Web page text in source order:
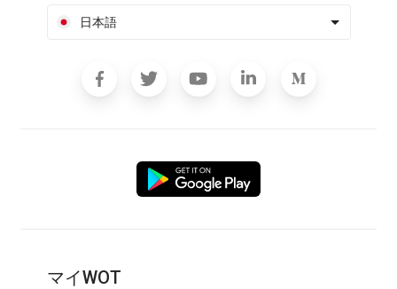
日本語
マイWOT